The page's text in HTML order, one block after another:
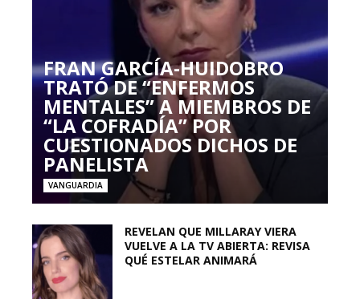
FRAN GARCÍA-HUIDOBRO
TRATÓ DE “ENFERMOS
MENTALES” A MIEMBROS DE
“LA COFRADÍA” POR
CUESTIONADOS DICHOS DE
PANELISTA
VANGUARDIA
REVELAN QUE MILLARAY VIERA
VUELVE A LA TV ABIERTA: REVISA
QUÉ ESTELAR ANIMARÁ